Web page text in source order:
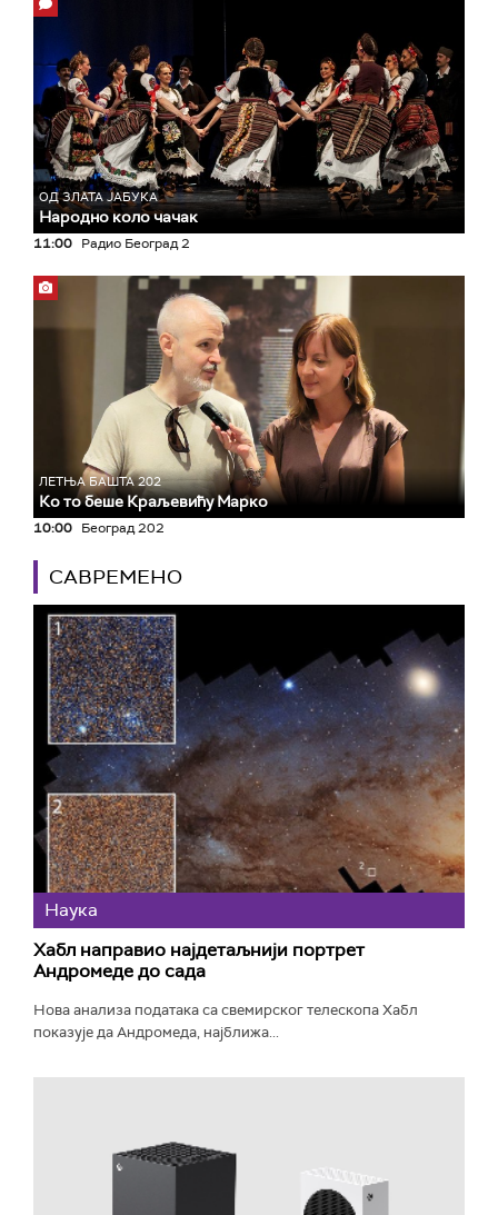
ОД ЗЛАТА ЈАБУКА
Народно коло чачак
11:00 Радио Београд 2
ЛЕТЊА БАШТА 202
Ко то беше Краљевићу Марко
10:00 Београд 202
САВРЕМЕНО
Наука
Хабл направио најдетаљнији портрет
Андромеде до сада
Нова анализа података са свемирског телескопа Хабл
показује да Андромеда, најближа...